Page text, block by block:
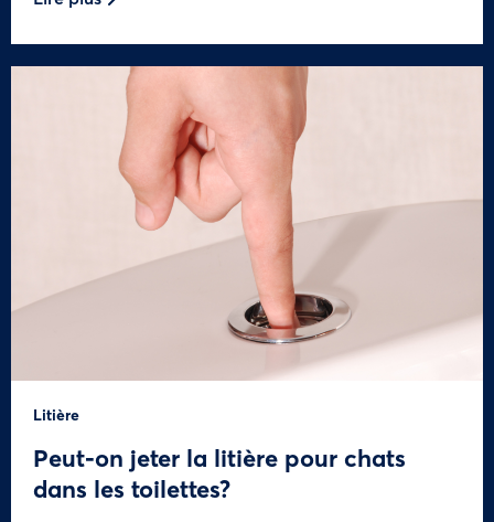
Litière
Peut-on jeter la litière pour chats
dans les toilettes?